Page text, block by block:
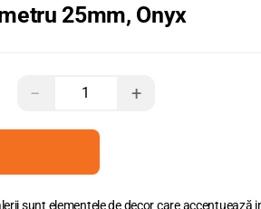
25mm, Onyx
− +
sunt elementele de decor care accentuează